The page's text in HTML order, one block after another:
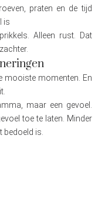
praten en de tijd
is
Alleen rust. Dat
mooiste momenten. En
maar een gevoel.
toe te laten. Minder
bedoeld is.